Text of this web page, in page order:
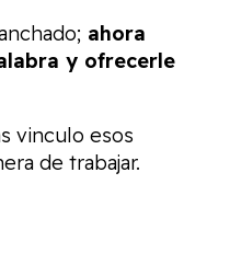
ahora
y ofrecerle
vinculo esos
de trabajar.